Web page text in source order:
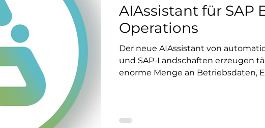
AIAssistant für SAP
Operations
Der neue AIAssistant von
und SAP-Landschaften erzeugen
enorme Menge an Betriebsdaten,
sammeln – sondern darin, die
Zusammenhänge zur richtigen